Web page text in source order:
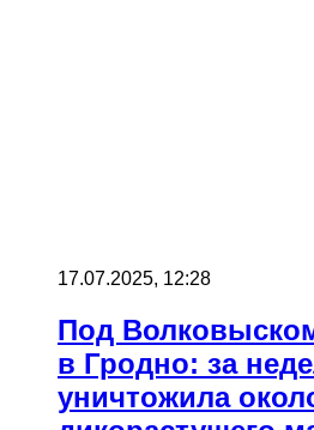
17.07.2025, 12:28
Под
в Гродно: за
уничтожила